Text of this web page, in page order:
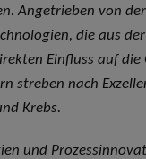
Angetrieben von
die aus
Einfluss auf die
streben nach
Krebs.
und